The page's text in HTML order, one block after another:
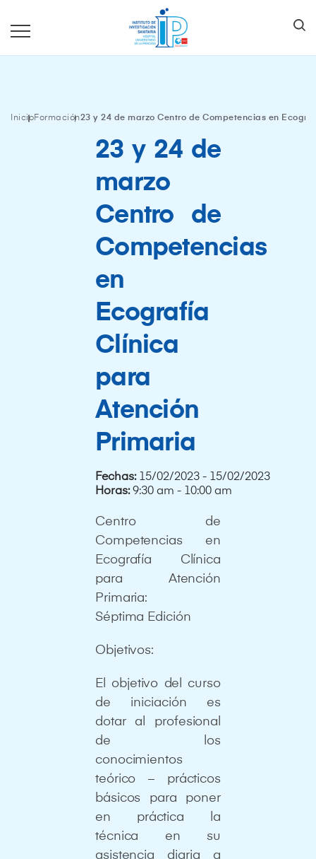
InicioFormación23 y 24 de marzo Centro de Competencias en
23 y 24 de
marzo
Centro de
Competencias
en
Ecografía
Clínica
para
Atención
Primaria
Fechas: 15/02/2023 - 15/02/2023
Horas:9:30 am - 10:00 am
Centro de
Competencias en
Ecografía Clínica
para Atención
Primaria:
Séptima Edición
Objetivos:
El objetivo del curso
de iniciación es
dotar al profesional
de los
conocimientos
teórico – prácticos
básicos para poner
en práctica la
técnica en su
asistencia diaria a